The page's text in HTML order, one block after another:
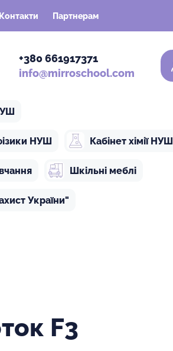
Контакти Партнерам
+380 661917371
info@mirroschool.com
НУШ Кабінет хімії НУШ
Шкільні меблі
України"
F3